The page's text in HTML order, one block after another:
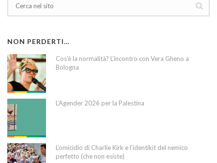
NON PERDERTI…
Cos’è la normalità? L’incontro con Vera Gheno a
Bologna
L’Agender 2026 per la Palestina
L’omicidio di Charlie Kirk e l’identikit del nemico
perfetto (che non esiste)